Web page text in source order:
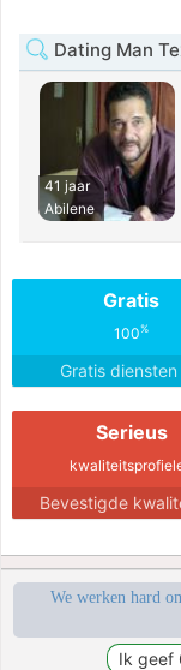
Dating Man
41 jaar
Abilene
Gratis
100%
Gratis diensten
Serieus
Bevestigde
We werken hard